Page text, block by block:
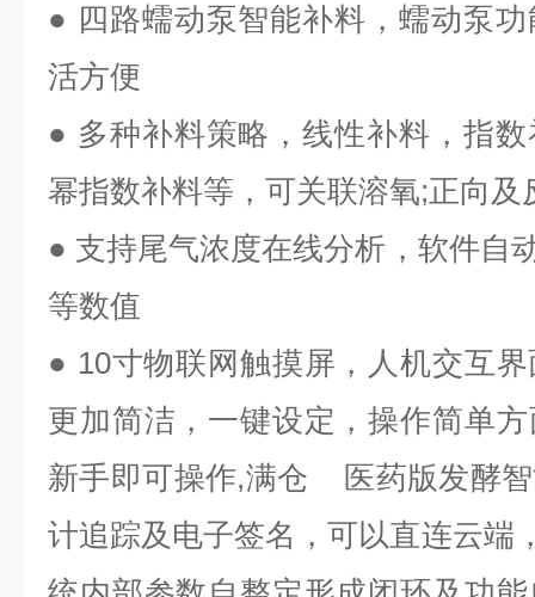
● 四路蠕动泵智能补料，蠕动泵
活方便
● 多种补料策略，线性补料，指
幂指数补料等，可关联溶氧;正向及
● 支持尾气浓度在线分析，软件自
等数值
● 10寸物联网触摸屏，人机交互
更加简洁，一键设定，操作简单
新手即可操作,满仓
医药版发酵
计追踪及电子签名，可以直连云端